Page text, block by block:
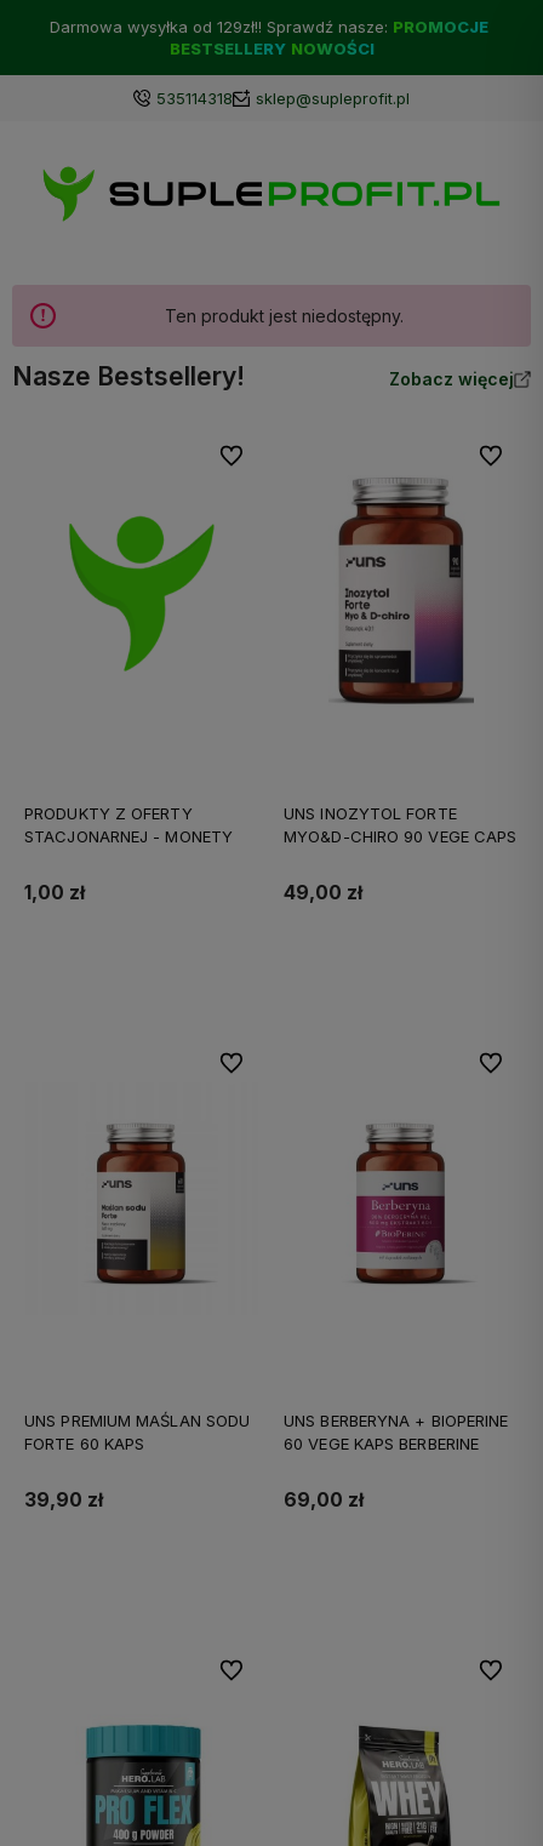
Darmowa wysyłka od 129zł!! Sprawdź nasze: PROMOCJE
BESTSELLERY NOWOŚCI
535114318 sklep@supleprofit.pl
Ten produkt jest niedostępny.
Nasze Bestsellery! Zobacz więcej
PRODUKTY Z OFERTY
STACJONARNEJ - MONETY
1,00 zł
Do ulubionych
UNS INOZYTOL FORTE
MYO&D-CHIRO 90 VEGE CAPS
49,00 zł
Do
UNS PREMIUM MAŚLAN SODU
FORTE 60 KAPS
39,90 zł
Do ulubionych
UNS BERBERYNA + BIOPERINE
60 VEGE KAPS BERBERINE
69,00 zł
Do
Do ulubionych Do